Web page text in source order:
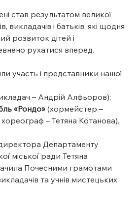
став результатом великої
викладачів і батьків, які щодня
розвиток дітей і
рухатися вперед.
участь і представники нашої
– Андрій Алфьоров);
«Рондо» (хормейстер –
– Тетяна Котанова).
Департаменту
міської ради Тетяна
Почесними грамотами
та учнів мистецьких